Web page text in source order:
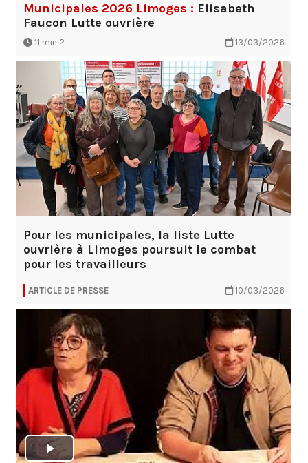
Municipales 2026 Limoges : Elisabeth
Faucon Lutte ouvrière
11 min 2 13/03/2026
Pour les municipales, la liste Lutte
ouvrière à Limoges poursuit le combat
pour les travailleurs
ARTICLE DE PRESSE 10/03/2026